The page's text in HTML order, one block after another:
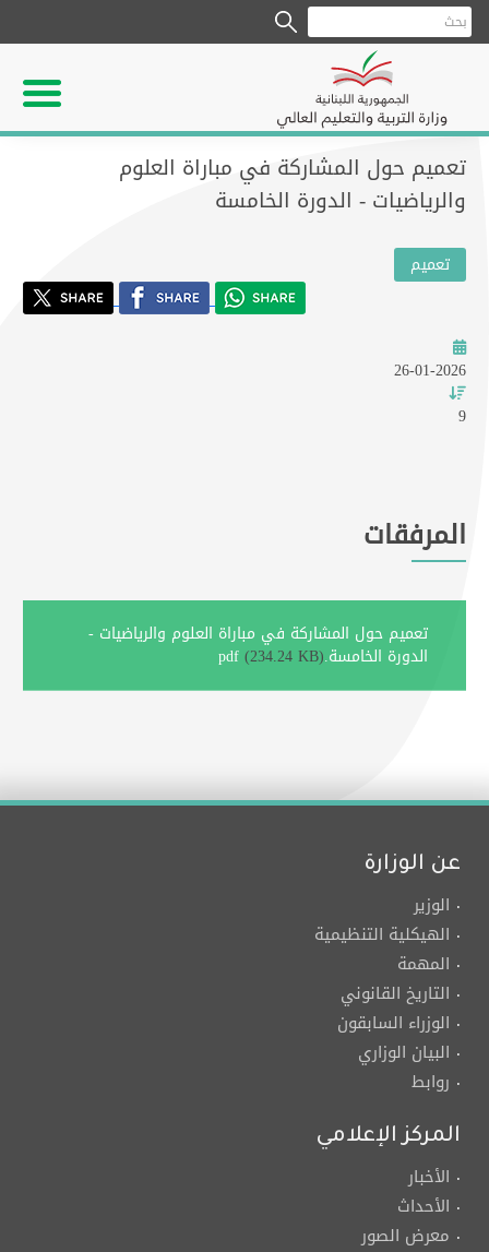
تعميم حول المشاركة في مباراة العلوم
والرياضيات - الدورة الخامسة
تعميم
26-01-2026
المرفقات
تعميم حول المشاركة في مباراة العلوم والرياضيات -
الدورة الخامسة.pdf(234.24 KB)
عن الوزارة
الوزير
الهيكلية التنظيمية
المهمة
التاريخ القانوني
الوزراء السابقون
البيان الوزاري
روابط
المركز الإعلامي
الأخبار
الأحداث
معرض الصور